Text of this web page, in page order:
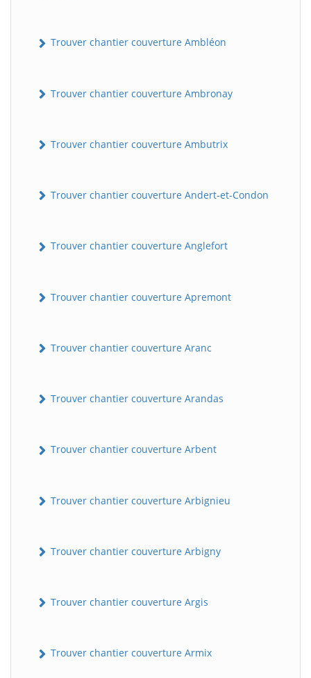
Trouver chantier couverture Ambléon
Trouver chantier couverture Ambronay
Trouver chantier couverture Ambutrix
Trouver chantier couverture Andert-et-Condon
Trouver chantier couverture Anglefort
Trouver chantier couverture Apremont
Trouver chantier couverture Aranc
Trouver chantier couverture Arandas
Trouver chantier couverture Arbent
Trouver chantier couverture Arbignieu
Trouver chantier couverture Arbigny
Trouver chantier couverture Argis
Trouver chantier couverture Armix